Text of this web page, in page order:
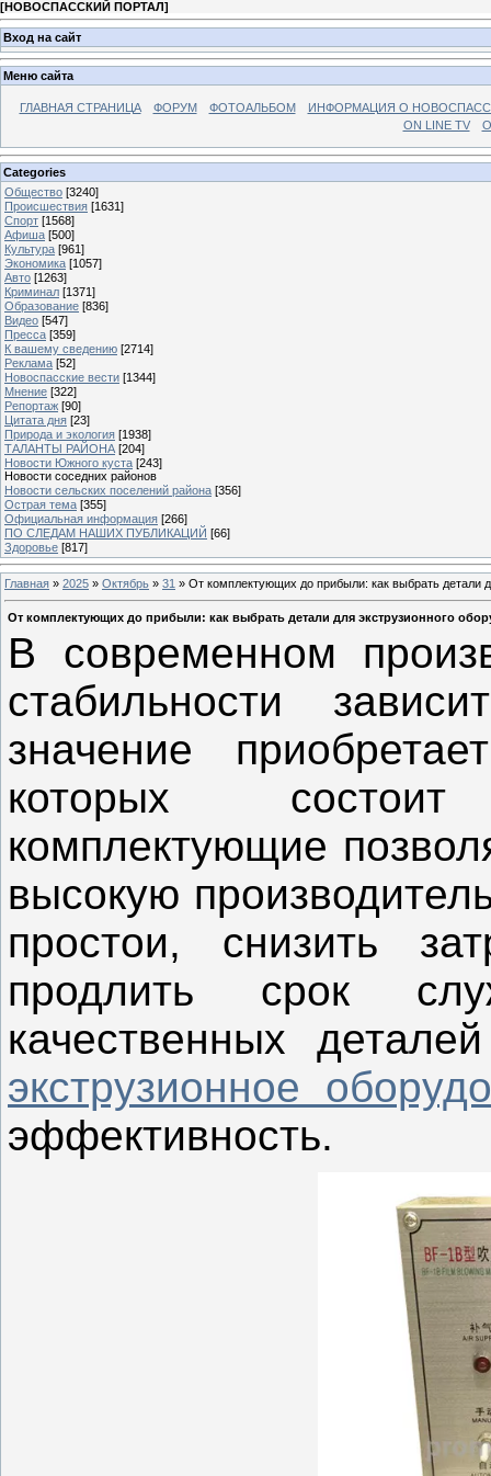
[НОВОСПАССКИЙ ПОРТАЛ]
Вход на сайт
Меню сайта
ГЛАВНАЯ СТРАНИЦА ФОРУМ ФОТОАЛЬБОМ
ИНФОРМАЦИЯ О
ON LINE TV
Categories
Общество [3240]
Происшествия [1631]
Спорт [1568]
Афиша [500]
Культура [961]
Экономика [1057]
Авто [1263]
Криминал [1371]
Образование [836]
Видео [547]
Пресса [359]
К вашему сведению [2714]
Реклама [52]
Новоспасские вести [1344]
Мнение [322]
Репортаж [90]
Цитата дня [23]
Природа и экология [1938]
ТАЛАНТЫ РАЙОНА [204]
Новости Южного куста [243]
Новости соседних районов
Новости сельских поселений района [356]
Острая тема [355]
Официальная информация [266]
ПО СЛЕДАМ НАШИХ ПУБЛИКАЦИЙ [66]
Здоровье [817]
Главная » 2025 » Октябрь » 31 » От комплектующих до прибыли: как выбрать детали
От комплектующих до прибыли: как выбрать детали для экструзионного
В современном
стабильности
значение
которых
комплектующие
высокую
простои, снизить
продлить срок
качественных
экструзионное
эффективность.